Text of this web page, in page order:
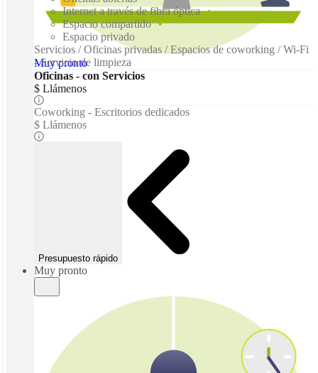
Muy pronto
Internet a través de fibra óptica
Espacio compartido
Espacio privado
Servicios / Oficinas privadas / Espacios de coworking / Wi-Fi
- Servicio de limpieza
Oficinas - con Servicios
$ Llámenos
Coworking - Escritorios dedicados
$ Llámenos
Presupuesto rápido
Muy pronto